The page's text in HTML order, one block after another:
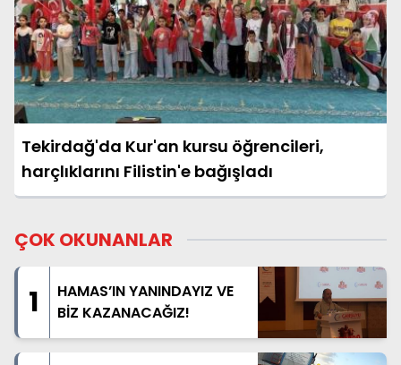
Tekirdağ'da Kur'an kursu öğrencileri,
harçlıklarını Filistin'e bağışladı
ÇOK OKUNANLAR
1
HAMAS’IN YANINDAYIZ VE
BİZ KAZANACAĞIZ!